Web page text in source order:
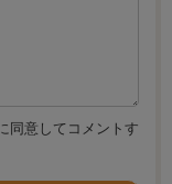
同意してコメントす